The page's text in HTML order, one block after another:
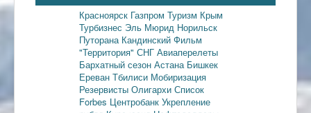
Красноярск Газпром Туризм Крым
Турбизнес Эль Мюрид Норильск
Путорана Кандинский Фильм
"Территория" СНГ Авиаперелеты
Бархатный сезон Астана Бишкек
Ереван Тбилиси Мобиризация
Резервисты Олигархи Список
Forbes Центробанк Укрепление